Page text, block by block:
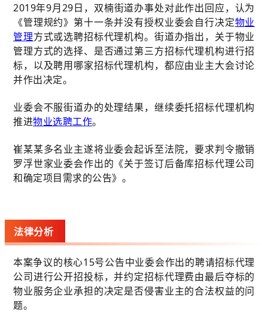
2019年9月29日，双楠街道办事处对此作出回应，认为
《管理规约》第十一条并没有授权业委会自行决定物业
管理方式或选聘招标代理机构。街道办指出，关于物业
管理方式的选择、是否通过第三方招标代理机构进行招
标，以及聘用哪家招标代理机构，都应由业主大会讨论
并作出决定。
业委会不服街道办的处理结果，继续委托招标代理机构
推进物业选聘工作。
崔某某多名业主遂将业委会起诉至法院，要求判令撤销
罗浮世家业委会作出的《关于签订后备库招标代理公司
和确定项目需求的公告》。
法律分析
本案争议的核心15号公告中业委会作出的聘请招标代理
公司进行公开招投标，并约定招标代理费由最后夺标的
物业服务企业承担的决定是否侵害业主的合法权益的问
题。